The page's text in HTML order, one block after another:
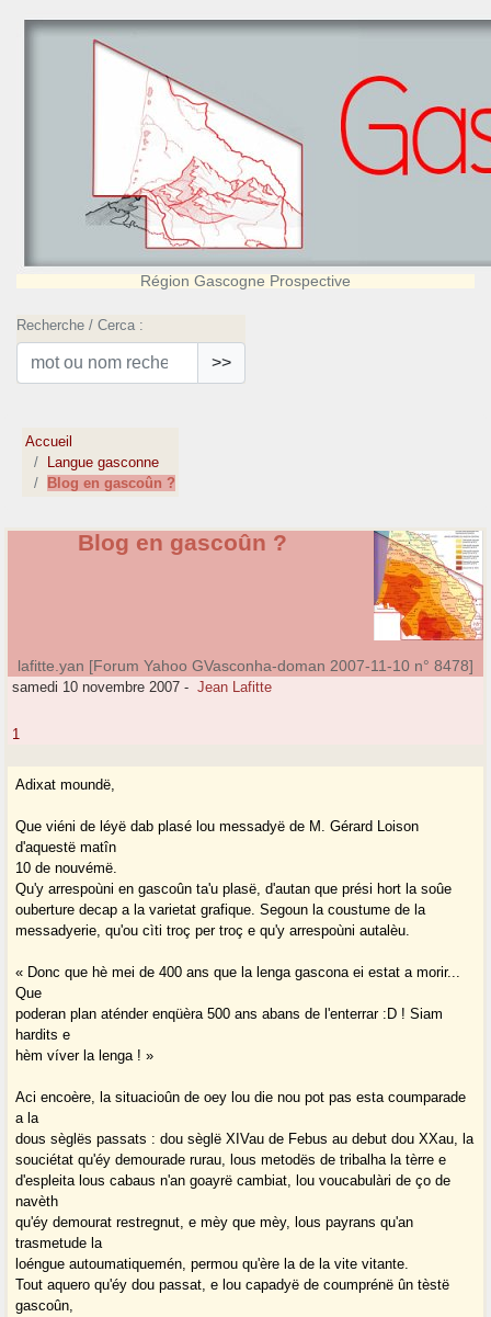
Région Gascogne Prospective
Recherche / Cerca :
>>
Accueil
Langue gasconne
Blog en gascoûn ?
Blog en gascoûn ?
lafitte.yan [Forum Yahoo GVasconha-doman 2007-11-10 n° 8478]
samedi 10 novembre 2007 - Jean Lafitte
1
Adixat moundë,
Que viéni de léyë dab plasé lou messadyë de M. Gérard Loison
d'aquestë matîn
10 de nouvémë.
Qu'y arrespoùni en gascoûn ta'u plasë, d'autan que prési hort la soûe
ouberture decap a la varietat grafique. Segoun la coustume de la
messadyerie, qu'ou cìti troç per troç e qu'y arrespoùni autalèu.
« Donc que hè mei de 400 ans que la lenga gascona ei estat a morir...
Que
poderan plan aténder enqüèra 500 ans abans de l'enterrar :D ! Siam
hardits e
hèm víver la lenga ! »
Aci encoère, la situacioûn de oey lou die nou pot pas esta coumparade
a la
dous sèglës passats : dou sèglë XIVau de Febus au debut dou XXau, la
souciétat qu'éy demourade rurau, lous metodës de tribalha la tèrre e
d'espleita lous cabaus n'an goayrë cambiat, lou voucabulàri de ço de
navèth
qu'éy demourat restregnut, e mèy que mèy, lous payrans qu'an
trasmetude la
loéngue autoumatiquemén, permou qu'ère la de la vite vitante.
Tout aquero qu'éy dou passat, e lou capadyë de coumprénë ûn tèstë
gascoûn,